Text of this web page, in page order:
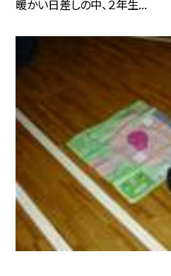
暖かい日差しの中、２年生...